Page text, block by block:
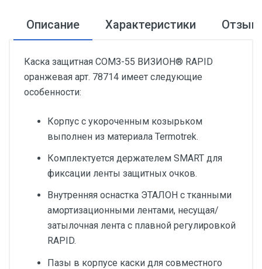
Описание Характеристики
Каска защитная СОМЗ-55 ВИЗИОН® RAPID
оранжевая арт. 78714 имеет следующие
особенности:
Корпус с укороченным козырьком
выполнен из материала Termotrek.
Комплектуется держателем SMART для
фиксации ленты защитных очков.
Внутренняя оснастка ЭТАЛОН с тканными
амортизационными лентами, несущая/
затылочная лента с плавной регулировкой
RAPID.
Пазы в корпусе каски для совместного